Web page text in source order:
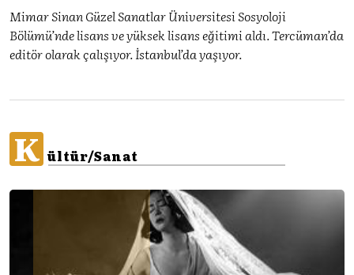
Mimar Sinan Güzel Sanatlar Üniversitesi Sosyoloji
Bölümü’nde lisans ve yüksek lisans eğitimi aldı. Tercüman’da
editör olarak çalışıyor. İstanbul’da yaşıyor.
K ültür/Sanat